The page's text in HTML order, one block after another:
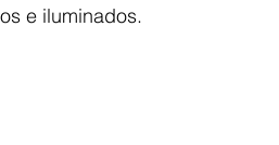
e iluminados.